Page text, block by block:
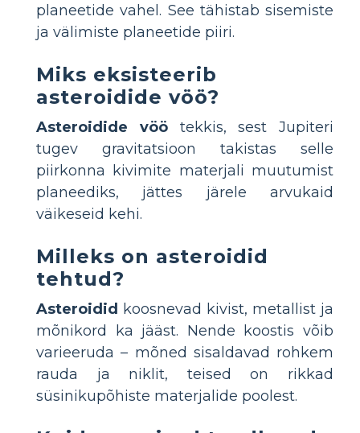
planeetide vahel. See tähistab sisemiste
ja välimiste planeetide piiri.
Miks eksisteerib
asteroidide vöö?
Asteroidide vöötekkis, sest Jupiteri
tugev gravitatsioon takistas selle
piirkonna kivimite materjali muutumist
planeediks, jättes järele arvukaid
väikeseid kehi.
Milleks on asteroidid
tehtud?
Asteroidid koosnevad kivist, metallist ja
mõnikord ka jääst. Nende koostis võib
varieeruda – mõned sisaldavad rohkem
rauda ja niklit, teised on rikkad
süsinikupõhiste materjalide poolest.